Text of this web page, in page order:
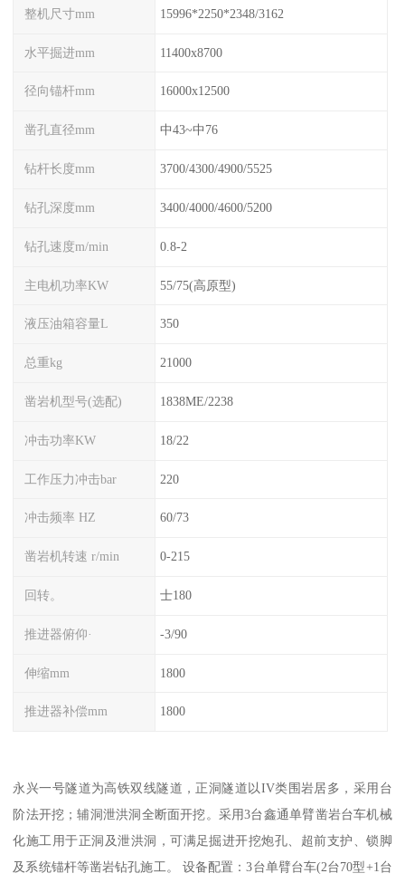
整机尺寸mm 15996*2250*2348/3162
水平掘进mm 11400x8700
径向锚杆mm 16000x12500
凿孔直径mm 中43~中76
钻杆长度mm 3700/4300/4900/5525
钻孔深度mm 3400/4000/4600/5200
钻孔速度m/min 0.8-2
主电机功率KW 55/75(高原型)
液压油箱容量L 350
总重kg 21000
凿岩机型号(选配) 1838ME/2238
冲击功率KW 18/22
工作压力冲击bar 220
冲击频率 HZ 60/73
凿岩机转速 r/min 0-215
回转。 士180
推进器俯仰· -3/90
伸缩mm 1800
推进器补偿mm 1800
永兴一号隧道为高铁双线隧道，正洞隧道以IV类围岩居多，采用台
阶法开挖；辅洞泄洪洞全断面开挖。采用3台鑫通单臂凿岩台车机械
化施工用于正洞及泄洪洞，可满足掘进开挖炮孔、超前支护、锁脚
及系统锚杆等凿岩钻孔施工。 设备配置：3台单臂台车(2台70型+1台